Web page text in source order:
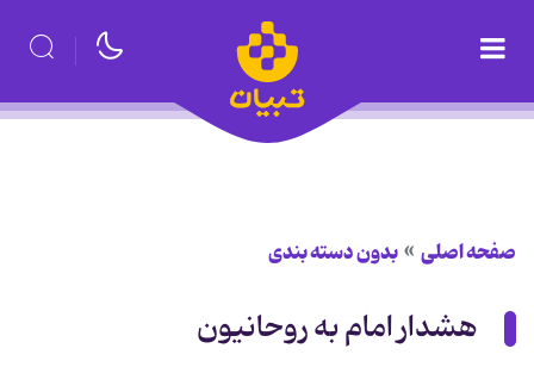
صفحه اصلی بدون دسته بندی
هشدار امام به روحانيون